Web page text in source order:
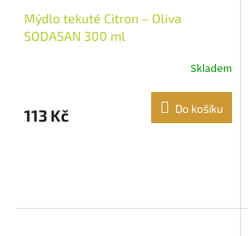
Mýdlo tekuté Citron – Oliva
SODASAN 300 ml
Skladem
113 Kč Do košíku